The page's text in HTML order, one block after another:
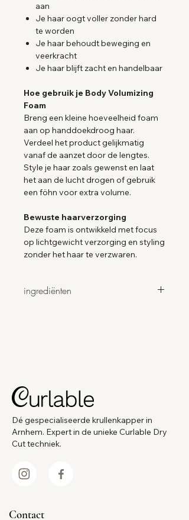
aan
Je haar oogt voller zonder hard
te worden
Je haar behoudt beweging en
veerkracht
Je haar blijft zacht en handelbaar
Hoe gebruik je Body Volumizing
Foam
Breng een kleine hoeveelheid foam
aan op handdoekdroog haar.
Verdeel het product gelijkmatig
vanaf de aanzet door de lengtes.
Style je haar zoals gewenst en laat
het aan de lucht drogen of gebruik
een föhn voor extra volume.
Bewuste haarverzorging
Deze foam is ontwikkeld met focus
op lichtgewicht verzorging en styling
zonder het haar te verzwaren.
ingrediënten
parabeenvrij, sulfaatvrij en cruelty-free.
Dé gespecialiseerde krullenkapper in
Arnhem. Expert in de unieke Curlable Dry
Cut techniek.
Contact